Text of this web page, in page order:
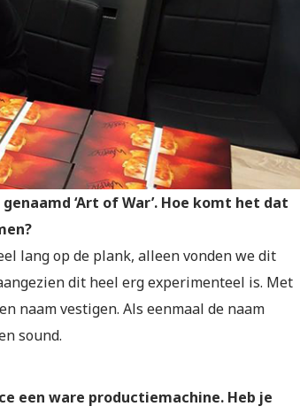
‘Art of War’. Hoe komt het dat
lang op de plank, alleen vonden we dit
dit heel erg experimenteel is. Met
naam vestigen. Als eenmaal de naam
sound.
een ware productiemachine. Heb je